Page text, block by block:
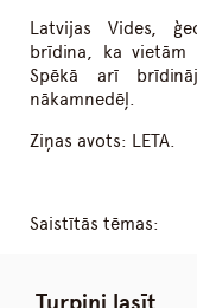
Latvijas Vides,
brīdina, ka vietām
Spēkā arī
nākamnedēļ.
Ziņas avots: LETA.
Saistītās tēmas: